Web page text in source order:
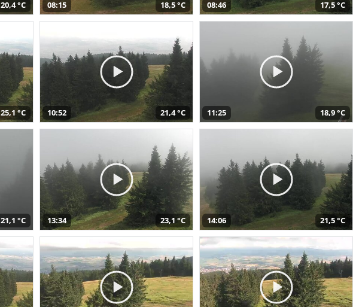
20,4 °C 08:15 18,5 °C 08:46 17,5 °C
25,1 °C 10:52 21,4 °C 11:25 18,9 °C
21,1 °C 13:34 23,1 °C 14:06 21,5 °C